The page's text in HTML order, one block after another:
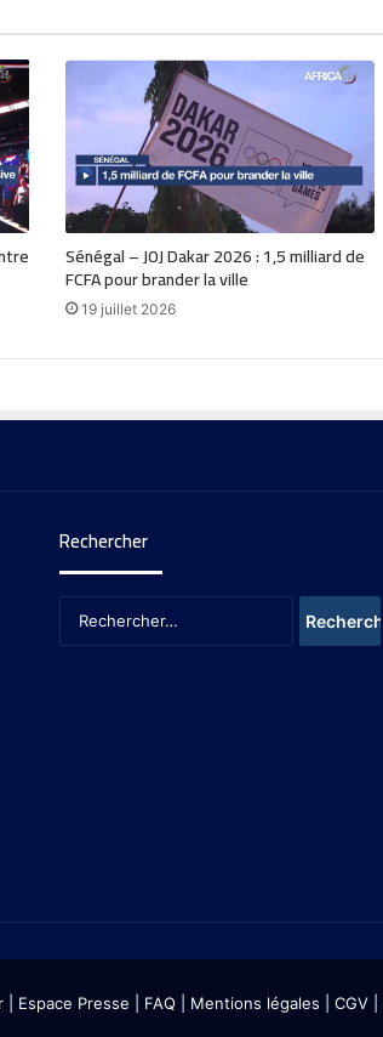
Sénégal – JOJ Dakar 2026 : 1,5 milliard de
FCFA pour brander la ville
19 juillet 2026
Rechercher
Espace Presse | FAQ | Mentions légales | CGV